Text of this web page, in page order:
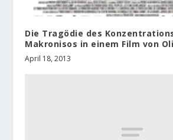
Die Tragödie des
Makronisos in einem Film von
April 18, 2013